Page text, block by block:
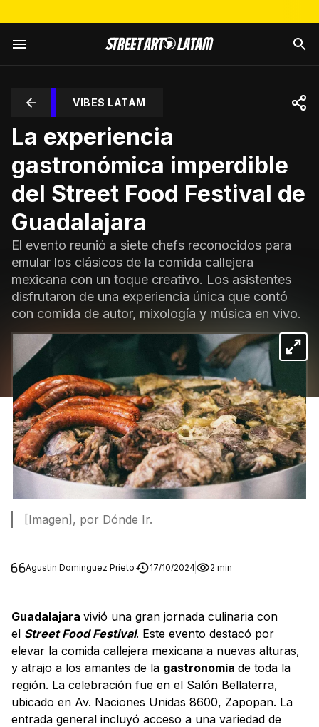
VIBES LATAM
La experiencia
gastronómica imperdible
del Street Food Festival de
Guadalajara
El evento reunió a siete chefs reconocidos para
emular los clásicos de la comida callejera
mexicana con un toque creativo. Los asistentes
disfrutaron de una experiencia única que contó
con comida de autor, mixología y música en vivo.
[Imagen], por Dónde Ir.
Agustin Dominguez Prieto 17/10/2024 2 min
Guadalajara vivió una gran jornada culinaria con
el Street Food Festival. Este evento destacó por
elevar la comida callejera mexicana a nuevas alturas,
y atrajo a los amantes de la gastronomía de toda la
región. La celebración fue en el Salón Bellaterra,
ubicado en Av. Naciones Unidas 8600, Zapopan. La
entrada general incluyó acceso a una variedad de